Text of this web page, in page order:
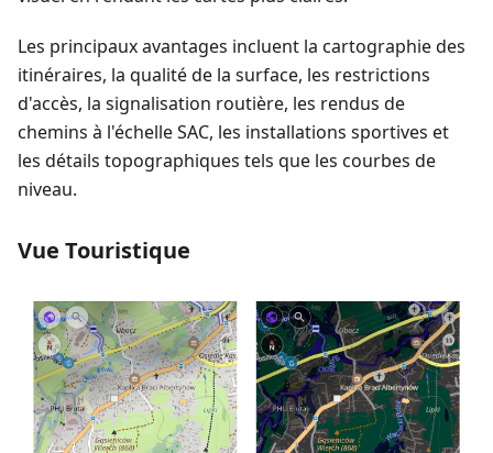
Les principaux avantages incluent la cartographie des
itinéraires, la qualité de la surface, les restrictions
d'accès, la signalisation routière, les rendus de
chemins à l'échelle SAC, les installations sportives et
les détails topographiques tels que les courbes de
niveau.
Vue Touristique